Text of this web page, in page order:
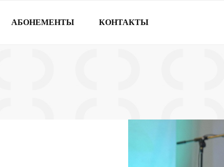
АБОНЕМЕНТЫ КОНТАКТЫ